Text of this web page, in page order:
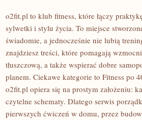
o2fit.pl to klub fitness, które łączy
sylwetki i stylu życia. To miejsce
świadomie, a jednocześnie nie lubią
znajdziesz treści, które pomagają
tłuszczową, a także wspierać dobre
planem. Ciekawe kategorie to Fitness po
o2fit.pl opiera się na prostym założeniu:
czytelne schematy. Dlatego serwis
pierwszych ćwiczeń w domu, przez